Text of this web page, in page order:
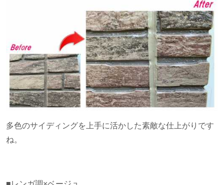
多色のサイディングを上手に活かした素敵な仕上がりです
ね。